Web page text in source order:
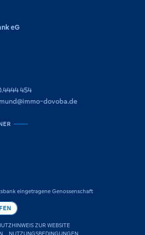
eG
454
dovoba.de
eingetragene Genossenschaft
ZUR WEBSITE
NUTZUNGSBEDINGUNGEN